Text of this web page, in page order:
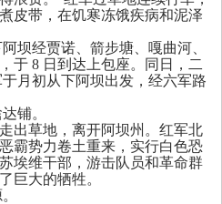
皮带，在饥寒冻饿疾病和泥泽
阿坝经贾诺、箭步塘、嘎曲河、
于 8 日到达上包座。同日，二
于月初从下阿坝出发，经六军路
铺。
出草地，离开阿坝州。红军北
霸势力卷土重来，实行白色恐
埃维干部，游击队员和革命群
巨大的牺牲。